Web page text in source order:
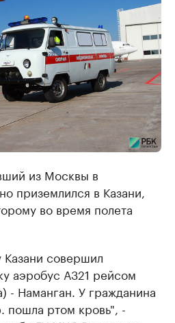
из Москвы в
приземлился в Казани,
во время полета
совершил
аэробус А321 рейсом
- Наманган. У гражданина
пошла ртом кровь", -